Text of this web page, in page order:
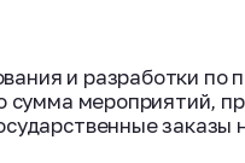
и разработки по
мероприятий,
заказы